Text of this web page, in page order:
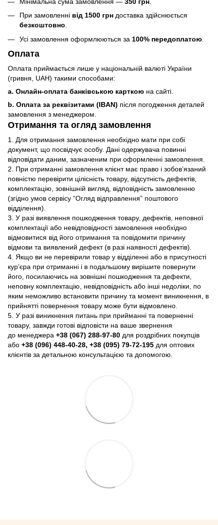
При замовленні від 1500 грн доставка здійснюється
безкоштовно.
Усі замовлення оформлюються за 100% передоплатою
Оплата
Оплата приймається лише у національній валюті України
(гривня, UAH) такими способами:
a. Онлайн-оплата банківською карткою на сайті.
b. Оплата за реквізитами (IBAN) після погодження деталей
замовлення з менеджером.
Отримання та огляд замовлення
1. Для отримання замовлення необхідно мати при собі
документ, що посвідчує особу. Дані одержувача повинні
відповідати даним, зазначеним при оформленні замовлення.
2. При отриманні замовлення клієнт має право і зобов’язаний
повністю перевірити цілісність товару, відсутність дефектів,
комплектацію, зовнішній вигляд, відповідність замовленню
(згідно умов сервісу “Огляд відправлення” поштового
відділення).
3. У разі виявлення пошкодження товару, дефектів, неповної
комплектації або невідповідності замовлення необхідно
відмовитися від його отримання та повідомити причину
відмови та виявлений дефект (в разі наявності дефектів).
4. Якщо ви не перевірили товар у відділенні або в присутності
кур’єра при отриманні і в подальшому вирішите повернути
його, посилаючись на зовнішні пошкодження та дефекти,
неповну комплектацію, невідповідність або інші недоліки, по
яким неможливо встановити причину та момент виникнення, в
прийнятті повернення товару може бути відмовлено.
5. У разі виникнення питань при прийманні та поверненні
товару, завжди готові відповісти на ваше звернення
до менеджера +38 (067) 288-97-80 для роздрібних покупців
або +38 (096) 448-40-28, +38 (095) 79-72-195 для оптових
клієнтів за детальною консультацією та допомогою.